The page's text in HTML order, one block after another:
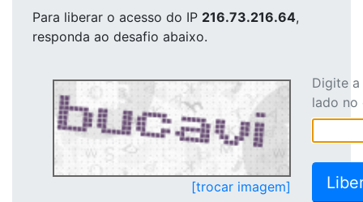
Para liberar o acesso do IP 216.73.216.64,
responda ao desafio abaixo.
[trocar imagem]
Digite
lado no